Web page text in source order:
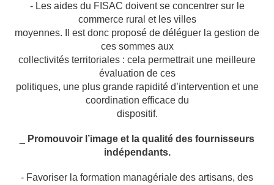
- Les aides du FISAC doivent se concentrer sur le
commerce rural et les villes
moyennes. Il est donc proposé de déléguer la gestion de
ces sommes aux
collectivités territoriales : cela permettrait une meilleure
évaluation de ces
politiques, une plus grande rapidité d’intervention et une
coordination efficace du
dispositif.
Promouvoir l’image et la qualité des fournisseurs
indépendants.
- Favoriser la formation managériale des artisans, des